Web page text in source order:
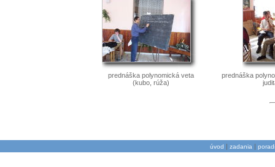
prednáška polynomická veta
(kubo, rúža)
prednáška
úvod | zadania |